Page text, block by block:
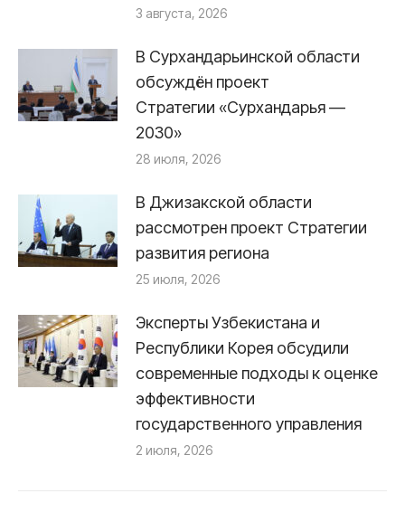
3 августа, 2026
В Сурхандарьинской области
обсуждён проект
Стратегии «Сурхандарья —
2030»
28 июля, 2026
В Джизакской области
рассмотрен проект Стратегии
развития региона
25 июля, 2026
Эксперты Узбекистана и
Республики Корея обсудили
современные подходы к оценке
эффективности
государственного управления
2 июля, 2026